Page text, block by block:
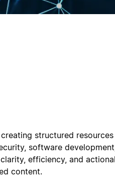
structured resources
software
efficiency, and
content.